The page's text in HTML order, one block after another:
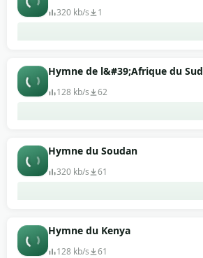
320 kb/s 1
Hymne de l&#39;Afrique du Sud
128 kb/s 62
Hymne du Soudan
320 kb/s 61
Hymne du Kenya
128 kb/s 61